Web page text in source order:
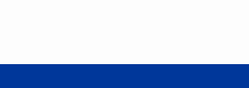
Ürün bilgilerinde hatalar bulunuyor.